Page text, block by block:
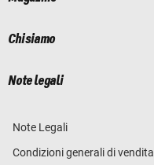
Chi siamo
Note legali
Note Legali
Condizioni generali di vendita